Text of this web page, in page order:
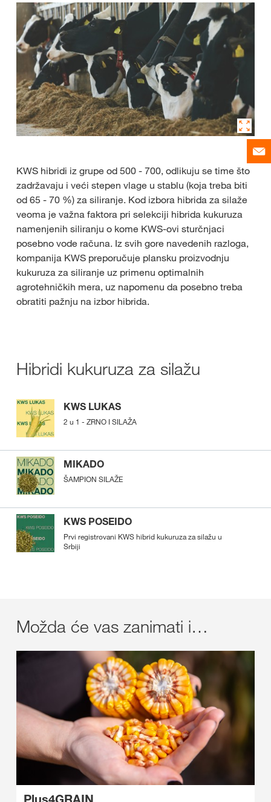
KWS hibridi iz grupe od 500 - 700, odlikuju se time što
zadržavaju i veći stepen vlage u stablu (koja treba biti
od 65 - 70 %) za siliranje. Kod izbora hibrida za silaže
veoma je važna faktora pri selekciji hibrida kukuruza
namenjenih siliranju o kome KWS-ovi sturčnjaci
posebno vode računa. Iz svih gore navedenih razloga,
kompanija KWS preporučuje plansku proizvodnju
kukuruza za siliranje uz primenu optimalnih
agrotehničkih mera, uz napomenu da posebno treba
obratiti pažnju na izbor hibrida.
Hibridi kukuruza za silažu
KWS LUKAS
2 u 1 - ZRNO I SILAŽA
MIKADO
ŠAMPION SILAŽE
KWS POSEIDO
Prvi registrovani KWS hibrid kukuruza za silažu u
Srbiji
Možda će vas zanimati i…